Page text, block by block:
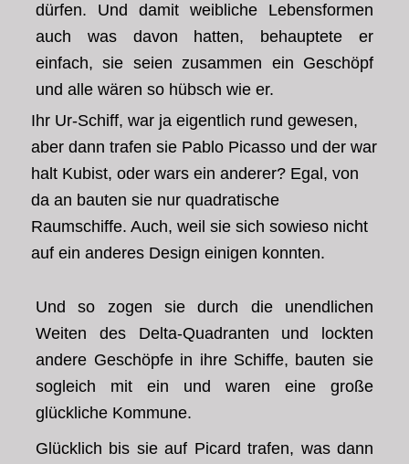
dürfen. Und damit weibliche Lebensformen
auch was davon hatten, behauptete er
einfach, sie seien zusammen ein Geschöpf
und alle wären so hübsch wie er.
Ihr Ur-Schiff, war ja eigentlich rund gewesen,
aber dann trafen sie Pablo Picasso und der war
halt Kubist, oder wars ein anderer? Egal, von
da an bauten sie nur quadratische
Raumschiffe. Auch, weil sie sich sowieso nicht
auf ein anderes Design einigen konnten.
Und so zogen sie durch die unendlichen
Weiten des Delta-Quadranten und lockten
andere Geschöpfe in ihre Schiffe, bauten sie
sogleich mit ein und waren eine große
glückliche Kommune.
Glücklich bis sie auf Picard trafen, was dann